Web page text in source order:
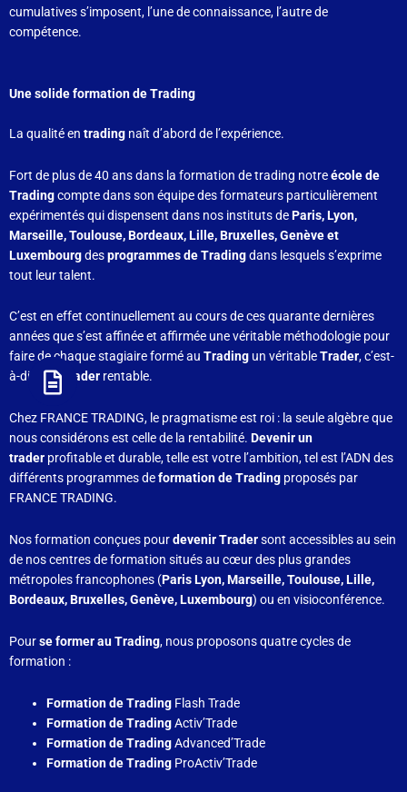
cumulatives s’imposent, l’une de connaissance, l’autre de
compétence.
Une solide formation de Trading
La qualité en trading naît d’abord de l’expérience.
Fort de plus de 40 ans dans la formation de trading notreécole de
Tradingcompte dans son équipe des formateurs particulièrement
expérimentés qui dispensent dans nos instituts deParis, Lyon,
Marseille, Toulouse, Bordeaux, Lille, Bruxelles, Genève et
Luxembourgdesprogrammes de Tradingdans lesquels s’exprime
tout leur talent.
C’est en effet continuellement au cours de ces quarante dernières
années que s’est affinée et affirmée une véritable méthodologie pour
faire de chaque stagiaire formé au Trading un véritableTrader, c’est-
à-dire unTrader rentable.
Chez FRANCE TRADING, le pragmatisme est roi : la seule algèbre que
nous considérons est celle de la rentabilité. Devenir un
trader profitable et durable, telle est votre l’ambition, tel est l’ADN des
différents programmes deformation de Trading proposés par
FRANCE TRADING.
Nos formation conçues pourdevenir Tradersont accessibles au sein
de nos centres de formation situés au cœur des plus grandes
métropoles francophones (Paris Lyon, Marseille, Toulouse, Lille,
Bordeaux, Bruxelles, Genève, Luxembourg) ou en visioconférence.
Pourse former au Trading, nous proposons quatrecycles de
formation :
Formation de Trading Flash Trade
Formation de TradingActiv’Trade
Formation de TradingAdvanced’Trade
Formation de Trading ProActiv’Trade